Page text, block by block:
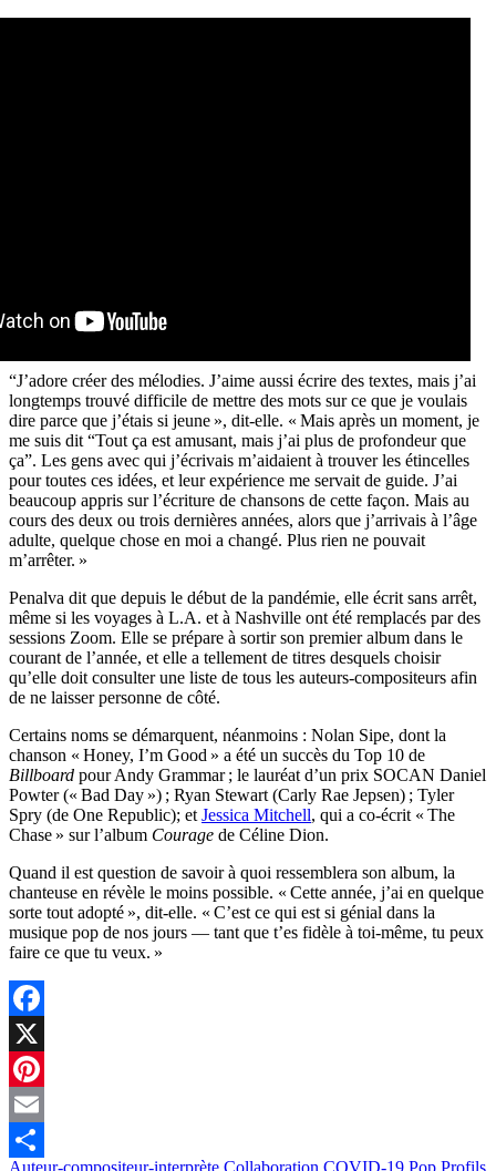
“J’adore créer des mélodies. J’aime aussi écrire des textes, mais j’ai
longtemps trouvé difficile de mettre des mots sur ce que je voulais
dire parce que j’étais si jeune », dit-elle. « Mais après un moment, je
me suis dit “Tout ça est amusant, mais j’ai plus de profondeur que
ça”. Les gens avec qui j’écrivais m’aidaient à trouver les étincelles
pour toutes ces idées, et leur expérience me servait de guide. J’ai
beaucoup appris sur l’écriture de chansons de cette façon. Mais au
cours des deux ou trois dernières années, alors que j’arrivais à l’âge
adulte, quelque chose en moi a changé. Plus rien ne pouvait
m’arrêter. »
Penalva dit que depuis le début de la pandémie, elle écrit sans arrêt,
même si les voyages à L.A. et à Nashville ont été remplacés par des
sessions Zoom. Elle se prépare à sortir son premier album dans le
courant de l’année, et elle a tellement de titres desquels choisir
qu’elle doit consulter une liste de tous les auteurs-compositeurs afin
de ne laisser personne de côté.
Certains noms se démarquent, néanmoins : Nolan Sipe, dont la
chanson « Honey, I’m Good » a été un succès du Top 10 de
Billboard pour Andy Grammar ; le lauréat d’un prix SOCAN Daniel
Powter (« Bad Day ») ; Ryan Stewart (Carly Rae Jepsen) ; Tyler
Spry (de One Republic); et Jessica Mitchell, qui a co-écrit « The
Chase » sur l’album Courage de Céline Dion.
Quand il est question de savoir à quoi ressemblera son album, la
chanteuse en révèle le moins possible. « Cette année, j’ai en quelque
sorte tout adopté », dit-elle. « C’est ce qui est si génial dans la
musique pop de nos jours — tant que t’es fidèle à toi-même, tu peux
faire ce que tu veux. »
Facebook
X
Pinterest
Email
Auteur-compositeur-interprète Collaboration COVID-19 Pop Profils